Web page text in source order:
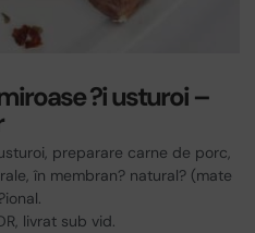
?i usturoi –
preparare carne de porc,
în membran? natural? (mate
livrat sub vid.